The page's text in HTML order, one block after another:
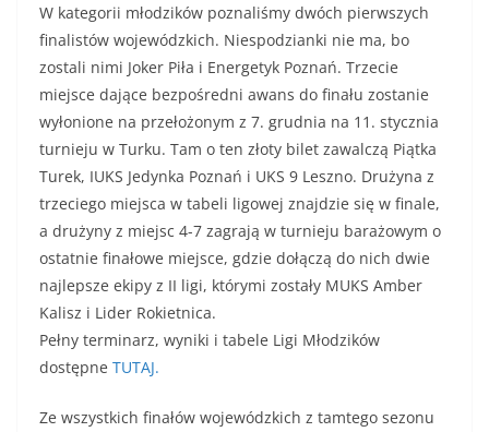
W kategorii młodzików poznaliśmy dwóch pierwszych
finalistów wojewódzkich. Niespodzianki nie ma, bo
zostali nimi Joker Piła i Energetyk Poznań. Trzecie
miejsce dające bezpośredni awans do finału zostanie
wyłonione na przełożonym z 7. grudnia na 11. stycznia
turnieju w Turku. Tam o ten złoty bilet zawalczą Piątka
Turek, IUKS Jedynka Poznań i UKS 9 Leszno. Drużyna z
trzeciego miejsca w tabeli ligowej znajdzie się w finale,
a drużyny z miejsc 4-7 zagrają w turnieju barażowym o
ostatnie finałowe miejsce, gdzie dołączą do nich dwie
najlepsze ekipy z II ligi, którymi zostały MUKS Amber
Kalisz i Lider Rokietnica.
Pełny terminarz, wyniki i tabele Ligi Młodzików
dostępne TUTAJ.
Ze wszystkich finałów wojewódzkich z tamtego sezonu